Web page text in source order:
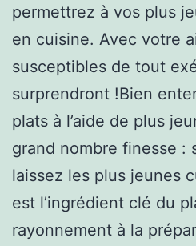
permettrez à vos plus
en cuisine. Avec votre
susceptibles de tout
surprendront !Bien
plats à l’aide de plus
grand nombre finesse :
laissez les plus jeunes
est l’ingrédient clé du
rayonnement à la